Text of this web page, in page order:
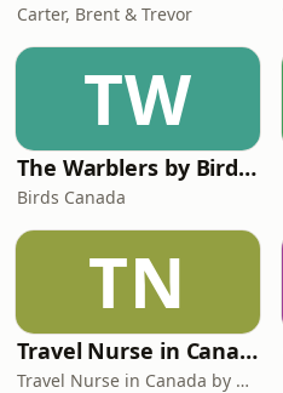
Carter, Brent & Trevor
TW
The Warblers by Birds Canada
Birds Canada
TN
Travel Nurse in Canada by Roaming RN
Travel Nurse in Canada by Roaming RN